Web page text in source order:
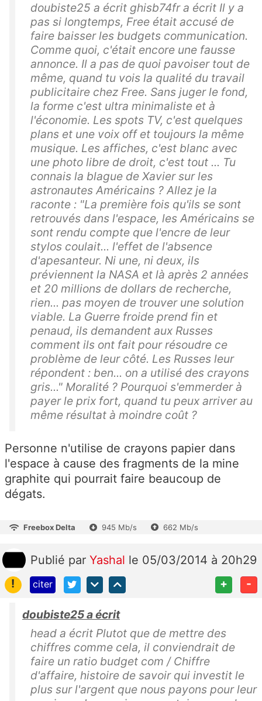
doubiste25 a écrit ghisb74fr a écrit Il y a
pas si longtemps, Free était accusé de
faire baisser les budgets communication.
Comme quoi, c'était encore une fausse
annonce. Il a pas de quoi pavoiser tout de
même, quand tu vois la qualité du travail
publicitaire chez Free. Sans juger le fond,
la forme c'est ultra minimaliste et à
l'économie. Les spots TV, c'est quelques
plans et une voix off et toujours la même
musique. Les affiches, c'est blanc avec
une photo libre de droit, c'est tout ... Tu
connais la blague de Xavier sur les
astronautes Américains ? Allez je la
raconte : "La première fois qu'ils se sont
retrouvés dans l'espace, les Américains se
sont rendu compte que l'encre de leur
stylos coulait... l'effet de l'absence
d'apesanteur. Ni une, ni deux, ils
préviennent la NASA et là après 2 années
et 20 millions de dollars de recherche,
rien... pas moyen de trouver une solution
viable. La Guerre froide prend fin et
penaud, ils demandent aux Russes
comment ils ont fait pour résoudre ce
problème de leur côté. Les Russes leur
répondent : ben... on a utilisé des crayons
gris..." Moralité ? Pourquoi s'emmerder à
payer le prix fort, quand tu peux arriver au
même résultat à moindre coût ?
Personne n'utilise de crayons papier dans
l'espace à cause des fragments de la mine
graphite qui pourrait faire beaucoup de
dégats.
Freebox Delta 945 Mb/s 662 Mb/s
Publié par Yashal le 05/03/2014 à 20h29
!
citer + -
doubiste25 a écrit
head a écrit Plutot que de mettre des
chiffres comme cela, il conviendrait de
faire un ratio budget com / Chiffre
d'affaire, histoire de savoir qui investit le
plus sur l'argent que nous payons pour leur